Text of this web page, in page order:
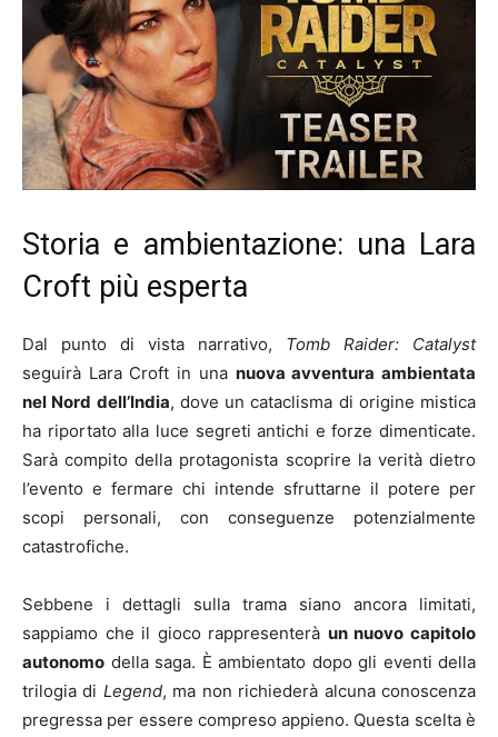
Storia e ambientazione: una Lara
Croft più esperta
Dal punto di vista narrativo, Tomb Raider: Catalyst
seguirà Lara Croft in una nuova avventura ambientata
nel Nord dell’India, dove un cataclisma di origine mistica
ha riportato alla luce segreti antichi e forze dimenticate.
Sarà compito della protagonista scoprire la verità dietro
l’evento e fermare chi intende sfruttarne il potere per
scopi personali, con conseguenze potenzialmente
catastrofiche.
Sebbene i dettagli sulla trama siano ancora limitati,
sappiamo che il gioco rappresenterà un nuovo capitolo
autonomo della saga. È ambientato dopo gli eventi della
trilogia di Legend, ma non richiederà alcuna conoscenza
pregressa per essere compreso appieno. Questa scelta è